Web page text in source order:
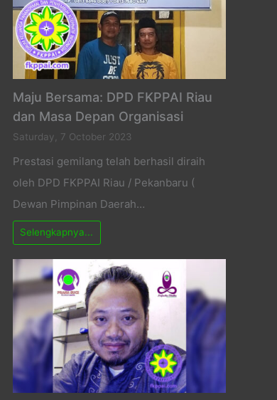
Maju Bersama: DPD FKPPAI Riau
dan Masa Depan Organisasi
Saturday, 7 October 2023
Prestasi gemilang telah berhasil diraih
oleh DPD FKPPAI Riau / Pekanbaru (
Dewan Pimpinan Daerah…
Selengkapnya...